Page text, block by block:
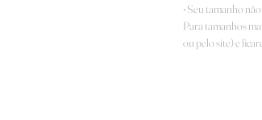
• Seu tamanho
Para tamanhos
ou pelo site) e